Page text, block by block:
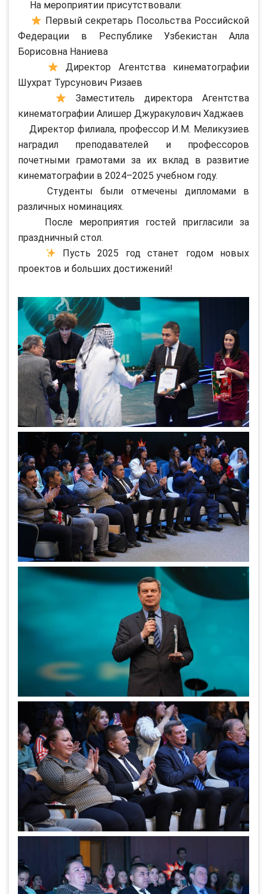
На мероприятии присутствовали:
Первый секретарь Посольства Российской
Федерации в Республике Узбекистан Алла
Борисовна Наниева
Директор Агентства кинематографии
Шухрат Турсунович Ризаев
Заместитель директора Агентства
кинематографии Алишер Джуракулович Хаджаев
Директор филиала, профессор И.М. Меликузиев
наградил преподавателей и профессоров
почетными грамотами за их вклад в развитие
кинематографии в 2024–2025 учебном году.
Студенты были отмечены дипломами в
различных номинациях.
После мероприятия гостей пригласили за
праздничный стол.
Пусть 2025 год станет годом новых
проектов и больших достижений!